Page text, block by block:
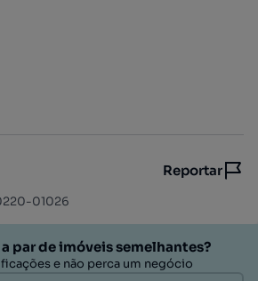
Reportar
01026
par de imóveis semelhantes?
e não perca um negócio